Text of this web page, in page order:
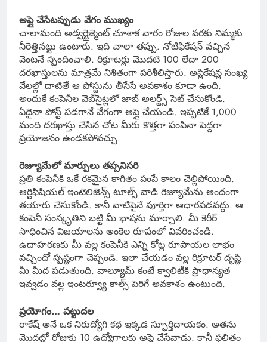
అప్లై చేసేటప్పుడు వేగం ముఖ్యం
చాలామంది అడ్వర్టైజ్మెంట్ చూశాక వారం రోజుల వరకు నిమ్మకు
నీరెత్తినట్టు ఉంటారు. ఇది చాలా తప్పు. నోటిఫికేషన్ వచ్చిన
వెంటనే స్పందించాలి. రిక్రూటర్లు మొదటి 100 లేదా 200
దరఖాస్తులను మాత్రమే నిశితంగా పరిశీలిస్తారు. అప్లికేషన్ల సంఖ్య
వేలల్లో దాటితే ఆ పోస్టును తీసేసే అవకాశం కూడా ఉంది.
అందుకే కంపెనీల వెబ్‌సైట్లలో జాబ్ అలర్ట్స్ సెట్ చేసుకోండి.
ఏదైనా పోస్ట్ పడగానే వేగంగా అప్లై చేయండి. ఇప్పటికే 1,000
మంది దరఖాస్తు చేసిన చోట మీరు కొత్తగా పంపినా పెద్దగా
ప్రయోజనం ఉండకపోవచ్చు.
రెజ్యూమేలో మార్పులు తప్పనిసరి
ప్రతి కంపెనీకి ఒకే రకమైన కాగితం పంపే కాలం చెల్లిపోయింది.
ఆర్టిఫిషియల్ ఇంటెలిజెన్స్ టూల్స్ వాడి రెజ్యూమేను అందంగా
తయారు చేసుకోండి. కానీ వాటిపైనే పూర్తిగా ఆధారపడవద్దు. ఆ
కంపెనీ సంస్కృతిని బట్టి మీ భాషను మార్చాలి. మీ కెరీర్
సాధించిన విజయాలను అంకెల రూపంలో వివరించండి.
ఉదాహరణకు మీ వల్ల కంపెనీకి ఎన్ని కోట్ల రూపాయల లాభం
వచ్చిందో స్పష్టంగా చెప్పండి. ఇలా చేయడం వల్ల రిక్రూటర్ దృష్టి
మీ మీద పడుతుంది. వాల్యూమ్ కంటే క్వాలిటీకి ప్రాధాన్యత
ఇవ్వడం వల్ల ఇంటర్వ్యూ కాల్స్ పెరిగే అవకాశం ఉంటుంది.
ప్రయోగం… పట్టుదల
రాకేష్ అనే ఒక నిరుద్యోగి కథ ఇక్కడ స్ఫూర్తిదాయకం. అతను
మొదట్లో రోజుకు 10 ఉద్యోగాలకు అప్లై చేసేవాడు. కానీ ఫలితం